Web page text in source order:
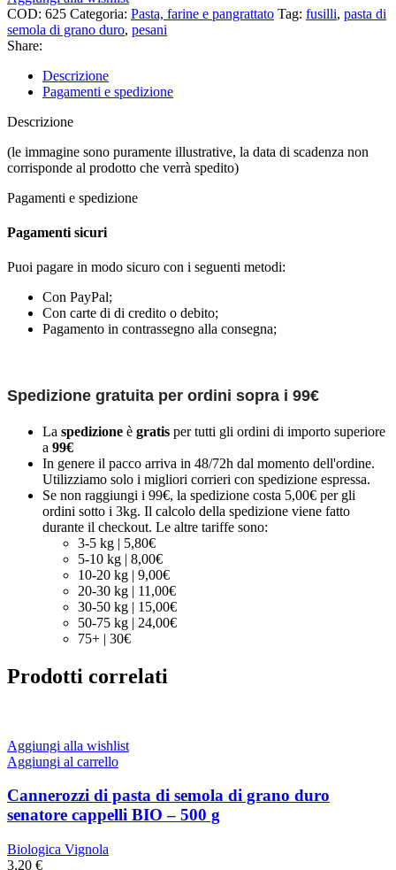
COD: 625 Categoria: Pasta, farine e pangrattato Tag: fusilli, pasta di
semola di grano duro, pesani
Share:
Descrizione
Pagamenti e spedizione
Descrizione
(le immagine sono puramente illustrative, la data di scadenza non
corrisponde al prodotto che verrà spedito)
Pagamenti e spedizione
Pagamenti sicuri
Puoi pagare in modo sicuro con i seguenti metodi:
Con PayPal;
Con carte di di credito o debito;
Pagamento in contrassegno alla consegna;
Spedizione gratuita per ordini sopra i 99€
La spedizione è gratis per tutti gli ordini di importo superiore
a 99€
In genere il pacco arriva in 48/72h dal momento dell'ordine.
Utilizziamo solo i migliori corrieri con spedizione espressa.
Se non raggiungi i 99€, la spedizione costa 5,00€ per gli
ordini sotto i 3kg. Il calcolo della spedizione viene fatto
durante il checkout. Le altre tariffe sono:
3-5 kg | 5,80€
5-10 kg | 8,00€
10-20 kg | 9,00€
20-30 kg | 11,00€
30-50 kg | 15,00€
50-75 kg | 24,00€
75+ | 30€
Prodotti correlati
Aggiungi alla wishlist
Aggiungi al carrello
Cannerozzi di pasta di semola di grano duro
senatore cappelli BIO – 500 g
Biologica Vignola
3,20 €